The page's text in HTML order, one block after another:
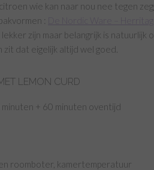
wie kan naar nou nee tegen
:
De Nordic Ware –
zijn maar belangrijk is
dat eigelijk altijd wel goed.
LEMON CURD
+ 60 minuten oventijd
roomboter, kamertemperatuur